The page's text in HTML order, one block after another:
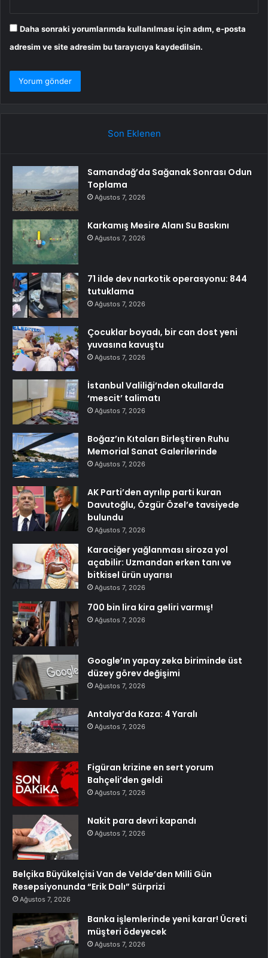
Daha sonraki yorumlarımda kullanılması için adım, e-posta
adresim ve site adresim bu tarayıcıya kaydedilsin.
Son Eklenen
Samandağ’da Sağanak Sonrası Odun
Toplama
Ağustos 7, 2026
Karkamış Mesire Alanı Su Baskını
Ağustos 7, 2026
71 ilde dev narkotik operasyonu: 844
tutuklama
Ağustos 7, 2026
Çocuklar boyadı, bir can dost yeni
yuvasına kavuştu
Ağustos 7, 2026
İstanbul Valiliği’nden okullarda
‘mescit’ talimatı
Ağustos 7, 2026
Boğaz’ın Kıtaları Birleştiren Ruhu
Memorial Sanat Galerilerinde
Ağustos 7, 2026
AK Parti’den ayrılıp parti kuran
Davutoğlu, Özgür Özel’e tavsiyede
bulundu
Ağustos 7, 2026
Karaciğer yağlanması siroza yol
açabilir: Uzmandan erken tanı ve
bitkisel ürün uyarısı
Ağustos 7, 2026
700 bin lira kira geliri varmış!
Ağustos 7, 2026
Google’ın yapay zeka biriminde üst
düzey görev değişimi
Ağustos 7, 2026
Antalya’da Kaza: 4 Yaralı
Ağustos 7, 2026
Figüran krizine en sert yorum
Bahçeli’den geldi
Ağustos 7, 2026
Nakit para devri kapandı
Ağustos 7, 2026
Belçika Büyükelçisi Van de Velde’den Milli Gün
Resepsiyonunda “Erik Dalı” Sürprizi
Ağustos 7, 2026
Banka işlemlerinde yeni karar! Ücreti
müşteri ödeyecek
Ağustos 7, 2026